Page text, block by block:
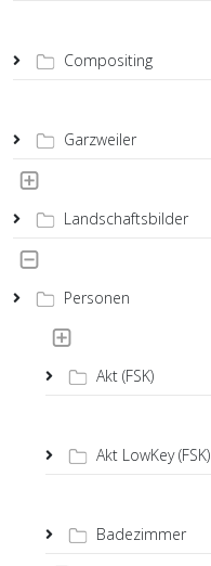
Compositing
Garzweiler
Landschaftsbilder
Personen
Akt (FSK)
Akt LowKey (FSK)
Badezimmer